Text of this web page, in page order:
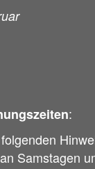
:
Samstagen